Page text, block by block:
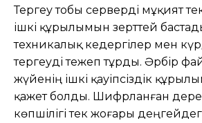
Тергеу тобы серверді мұқият
ішкі құрылымын зерттей
техникалық кедергілер мен
тергеуді тежеп тұрды. Әрбір
жүйенің ішкі қауіпсіздік
қажет болды. Шифрланған
көпшілігі тек жоғары